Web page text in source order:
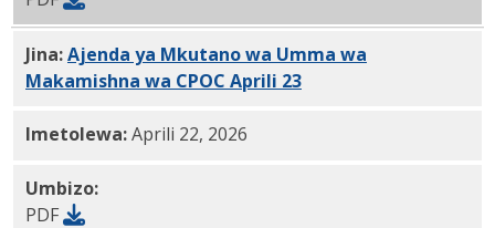
Jina:Ajenda ya Mkutano wa Umma wa
Makamishna wa CPOC Aprili 23, 2026 PDF
Imetolewa:Aprili 22, 2026
Umbizo:
PDF